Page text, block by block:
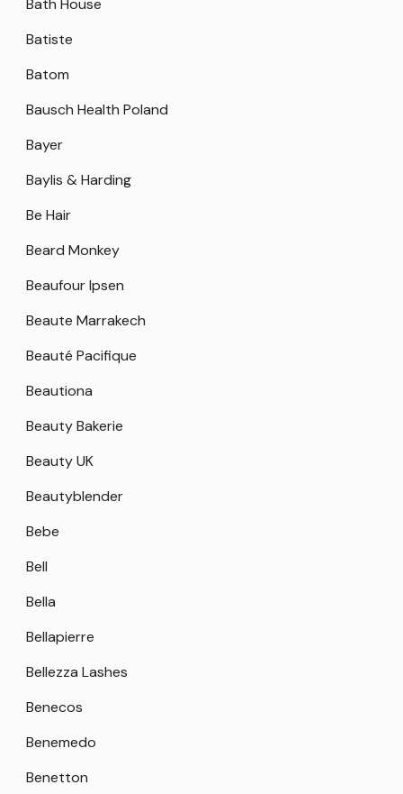
Bath House
Batiste
Batom
Bausch Health Poland
Bayer
Baylis & Harding
Be Hair
Beard Monkey
Beaufour Ipsen
Beaute Marrakech
Beauté Pacifique
Beautiona
Beauty Bakerie
Beauty UK
Beautyblender
Bebe
Bell
Bella
Bellapierre
Bellezza Lashes
Benecos
Benemedo
Benetton